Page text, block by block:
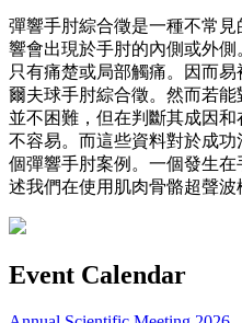
彈響手肘綜合徵是一種不常
響會出現於手肘的內側或外側
只有痛楚或局部觸痛。因而
爾夫球手肘綜合徵。然而若
並不困難，但在判斷其成因
不容易。而這些資料對於成
個彈響手肘案例。一個發生
述我們在使用肌肉骨骼超聲波
Event Calendar